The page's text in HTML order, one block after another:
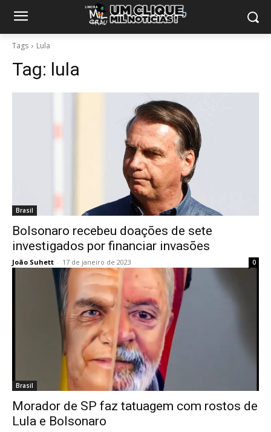
Tags Lula
Tag: lula
Brasil
Bolsonaro recebeu doações de sete
investigados por financiar invasões
João Suhett - 17 de janeiro de 2023 0
Brasil
Morador de SP faz tatuagem com rostos de
Lula e Bolsonaro